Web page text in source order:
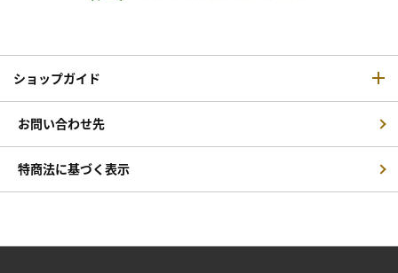
ショップガイド
お問い合わせ先
特商法に基づく表示